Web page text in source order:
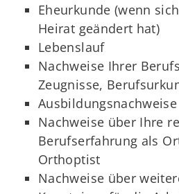
Eheurkunde (wenn
Heirat geändert hat)
Lebenslauf
Nachweise Ihrer
Zeugnisse,
Ausbildungsnachweise
Nachweise über Ihre
Berufserfahrung als
Orthoptist
Nachweise über